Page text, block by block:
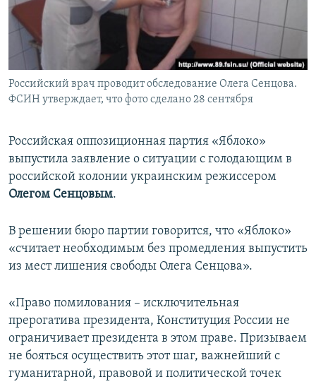
ПОБЕДИТЕЛЕЙ НЕ СУДЯТ?
КРЫМ.НЕПОКОРЕННЫЙ
ELIFBE
УКРАИНСКАЯ ПРОБЛЕМА КРЫМА
ПРИСОЕДИНЯЙТЕСЬ!
Все сайты RFE/RL
Российский врач проводит обследование Олега Сенцова.
ФСИН утверждает, что фото сделано 28 сентября
Российская оппозиционная партия «Яблоко»
выпустила заявление о ситуации с голодающим в
российской колонии украинским режиссером
Олегом Сенцовым.
В решении бюро партии говорится, что «Яблоко»
«считает необходимым без промедления выпустить
из мест лишения свободы Олега Сенцова».
«Право помилования – исключительная
прерогатива президента, Конституция России не
ограничивает президента в этом праве. Призываем
не бояться осуществить этот шаг, важнейший с
гуманитарной, правовой и политической точек